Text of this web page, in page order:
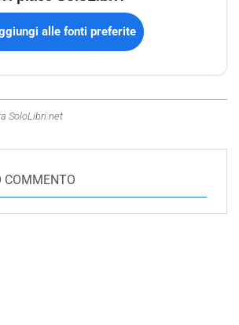
alle fonti preferite
SoloLibri.net
COMMENTO